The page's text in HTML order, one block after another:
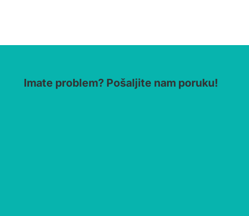
Imate problem? Pošaljite nam poruku!